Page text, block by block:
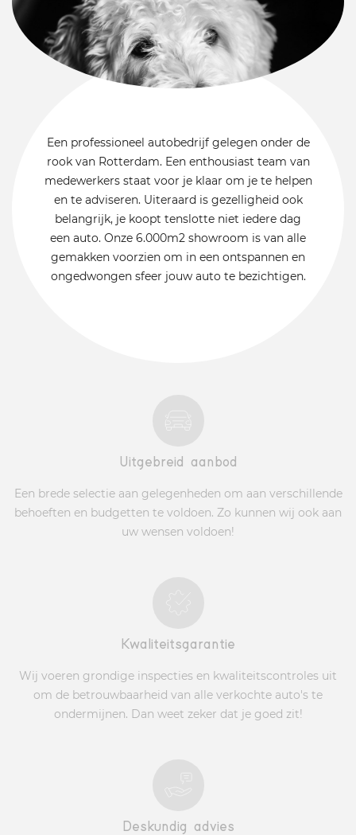
Een professioneel autobedrijf gelegen onder de
rook van Rotterdam. Een enthousiast team van
medewerkers staat voor je klaar om je te helpen
en te adviseren. Uiteraard is gezelligheid ook
belangrijk, je koopt tenslotte niet iedere dag
een auto. Onze 6.000m2 showroom is van alle
gemakken voorzien om in een ontspannen en
ongedwongen sfeer jouw auto te bezichtigen.
Uitgebreid aanbod
Een brede selectie aan gelegenheden om aan verschillende
behoeften en budgetten te voldoen. Zo kunnen wij ook aan
uw wensen voldoen!
Kwaliteitsgarantie
Wij voeren grondige inspecties en kwaliteitscontroles uit
om de betrouwbaarheid van alle verkochte auto's te
ondermijnen. Dan weet zeker dat je goed zit!
Deskundig advies